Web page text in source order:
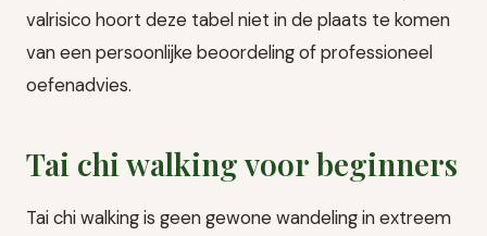
valrisico hoort deze tabel niet in de plaats te komen
van een persoonlijke beoordeling of professioneel
oefenadvies.
Tai chi walking voor beginners
Tai chi walking is geen gewone wandeling in extreem